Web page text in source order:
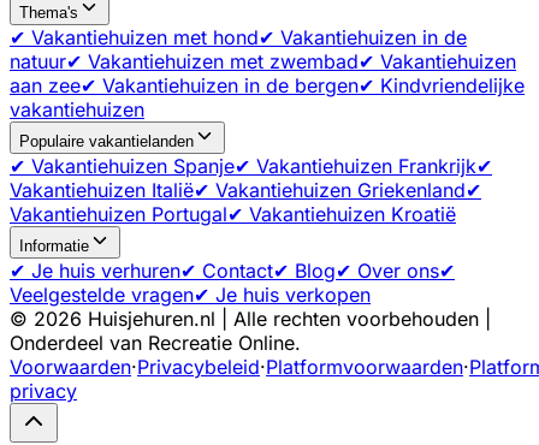
Thema's
✔ Vakantiehuizen met hond✔ Vakantiehuizen in de
natuur✔ Vakantiehuizen met zwembad✔ Vakantiehuizen
aan zee✔ Vakantiehuizen in de bergen✔ Kindvriendelijke
vakantiehuizen
Populaire vakantielanden
✔ Vakantiehuizen Spanje✔ Vakantiehuizen Frankrijk✔
Vakantiehuizen Italië✔ Vakantiehuizen Griekenland✔
Vakantiehuizen Portugal✔ Vakantiehuizen Kroatië
Informatie
✔ Je huis verhuren✔ Contact✔ Blog✔ Over ons✔
Veelgestelde vragen✔ Je huis verkopen
© 2026 Huisjehuren.nl | Alle rechten voorbehouden |
Onderdeel van Recreatie Online.
Voorwaarden·Privacybeleid·Platformvoorwaarden·
privacy